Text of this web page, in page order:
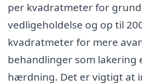
per kvadratmeter for
vedligeholdelse og op til
kvadratmeter for mere
behandlinger som lakering
hærdning. Det er vigtigt at